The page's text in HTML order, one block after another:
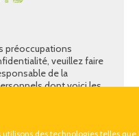
des technologies telles que
préoccupations
veuillez faire
de la
dont voici les